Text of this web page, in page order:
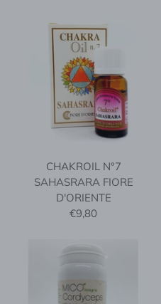
CHAKROIL N°7
SAHASRARA FIORE
D'ORIENTE
€9,80